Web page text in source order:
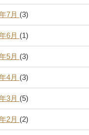
7月 (3)
6月 (1)
5月 (3)
4月 (3)
3月 (5)
2月 (2)